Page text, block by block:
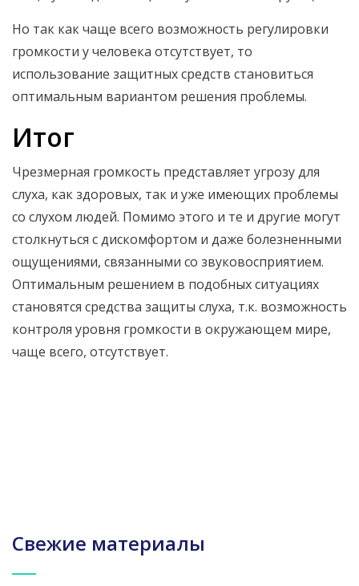
Но так как чаще всего возможность регулировки
громкости у человека отсутствует, то
использование защитных средств становиться
оптимальным вариантом решения проблемы.
Итог
Чрезмерная громкость представляет угрозу для
слуха, как здоровых, так и уже имеющих проблемы
со слухом людей. Помимо этого и те и другие могут
столкнуться с дискомфортом и даже болезненными
ощущениями, связанными со звуковосприятием.
Оптимальным решением в подобных ситуациях
становятся средства защиты слуха, т.к. возможность
контроля уровня громкости в окружающем мире,
чаще всего, отсутствует.
Свежие материалы